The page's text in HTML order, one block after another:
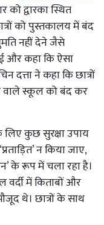
को द्वारका स्थित
को पुस्तकालय में बंद
नहीं देने जैसे
और कहा कि ऐसा
दत्ता ने कहा कि छात्रों
वाले स्कूल को बंद कर
कुछ सुरक्षा उपाय
न किया जाए,
के रूप में चला रहा है।
में किताबों और
थे। छात्रों के साथ